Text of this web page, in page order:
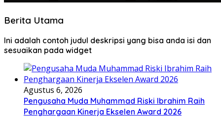
Berita Utama
Ini adalah contoh judul deskripsi yang bisa anda isi dan
sesuaikan pada widget
Agustus 6, 2026
Pengusaha Muda Muhammad Riski Ibrahim Raih
Penghargaan Kinerja Ekselen Award 2026